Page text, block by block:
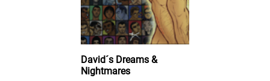
David´s Dreams &
Nightmares